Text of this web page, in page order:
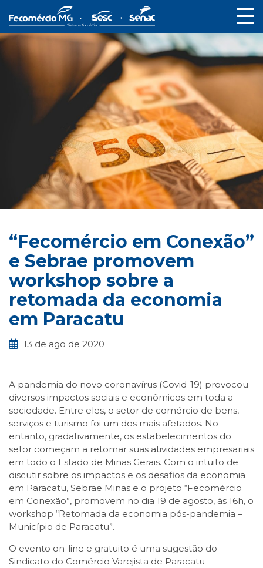
“Fecomércio em Conexão”
e Sebrae promovem
workshop sobre a
retomada da economia
em Paracatu
13 de ago de 2020
A pandemia do novo coronavírus (Covid-19) provocou
diversos impactos sociais e econômicos em toda a
sociedade. Entre eles, o setor de comércio de bens,
serviços e turismo foi um dos mais afetados. No
entanto, gradativamente, os estabelecimentos do
setor começam a retomar suas atividades empresariais
em todo o Estado de Minas Gerais. Com o intuito de
discutir sobre os impactos e os desafios da economia
em Paracatu, Sebrae Minas e o projeto “Fecomércio
em Conexão”, promovem no dia 19 de agosto, às 16h, o
workshop “Retomada da economia pós-pandemia –
Município de Paracatu”.
O evento on-line e gratuito é uma sugestão do
Sindicato do Comércio Varejista de Paracatu